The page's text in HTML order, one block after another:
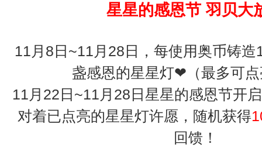
星星的感恩节 羽贝大
11月8日~11月28日，每使用奥币铸
盏感恩的星星灯❤（最多可
11月22日~11月28日星星的感恩节开
对着已点亮的星星灯许愿，随机获得
回馈！